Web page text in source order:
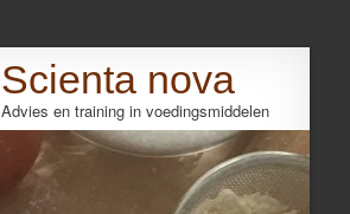
Scienta nova
Advies en training in voedingsmiddelen
Search